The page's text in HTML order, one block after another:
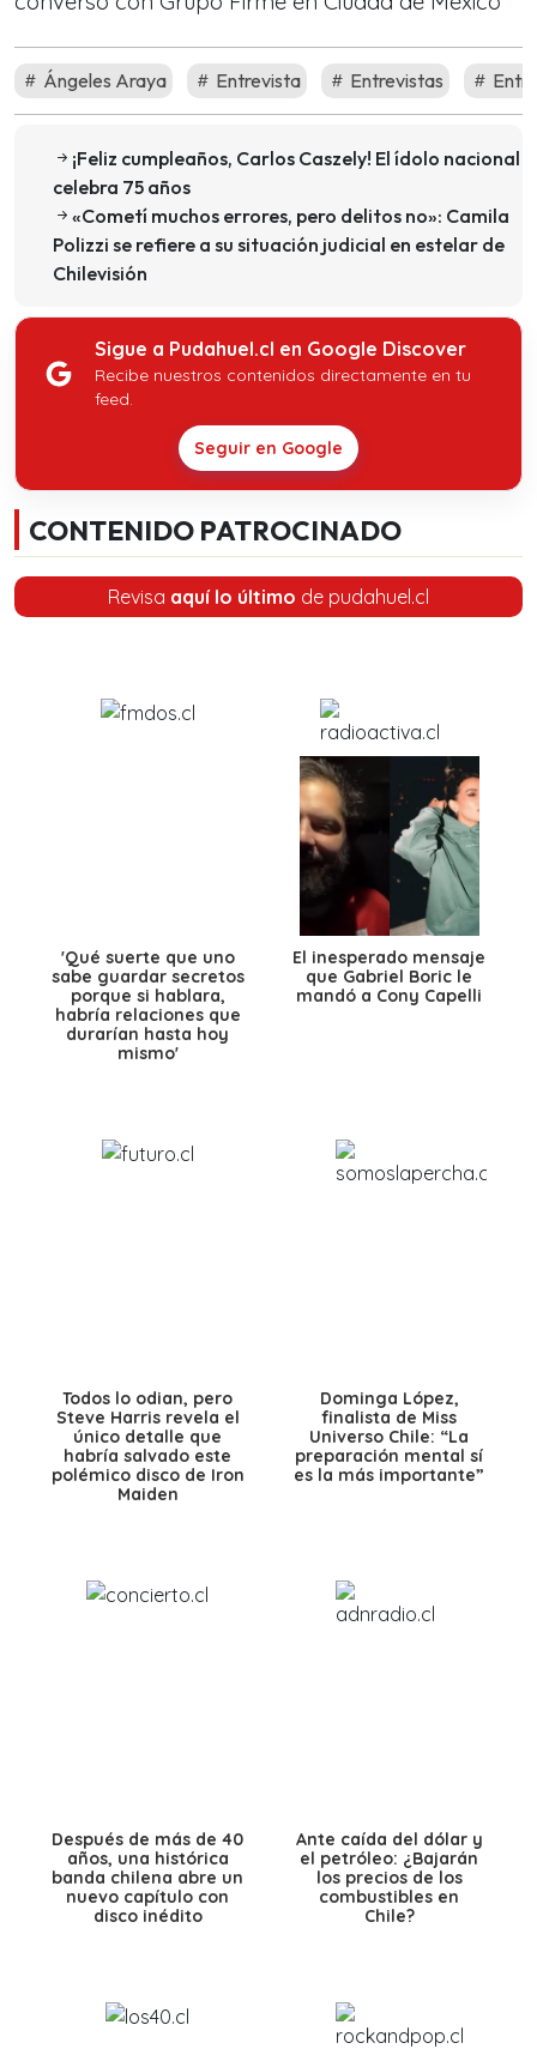
Ángeles Araya Entrevista Entrevistas
¡Feliz cumpleaños, Carlos Caszely! El ídolo nacional
celebra 75 años
«Cometí muchos errores, pero delitos no»: Camila
Polizzi se refiere a su situación judicial en estelar de
Chilevisión
Sigue a Pudahuel.cl en Google Discover
Recibe nuestros contenidos directamente en tu
feed.
Seguir en Google
CONTENIDO PATROCINADO
Revisa aquí lo último de pudahuel.cl
'Qué suerte que uno
sabe guardar secretos
porque si hablara,
habría relaciones que
durarían hasta hoy
mismo'
El inesperado mensaje
que Gabriel Boric le
mandó a Cony Capelli
Todos lo odian, pero
Steve Harris revela el
único detalle que
habría salvado este
polémico disco de Iron
Maiden
Dominga López,
finalista de Miss
Universo Chile: “La
preparación mental sí
es la más importante”
Después de más de 40
años, una histórica
banda chilena abre un
nuevo capítulo con
disco inédito
Ante caída del dólar y
el petróleo: ¿Bajarán
los precios de los
combustibles en
Chile?